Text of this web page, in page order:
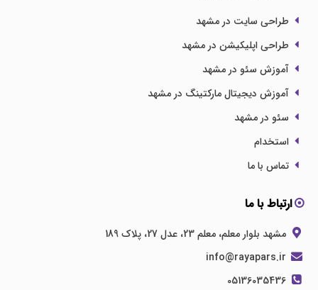
طراحی سایت در مشهد
طراحی اپلیکیشن در مشهد
آموزش سئو در مشهد
آموزش دیجیتال مارکتینگ در مشهد
سئو در مشهد
استخدام
تماس با ما
ارتباط با ما
مشهد بلوار معلم، معلم 23، عدل 27، پلاک 189
05136035436